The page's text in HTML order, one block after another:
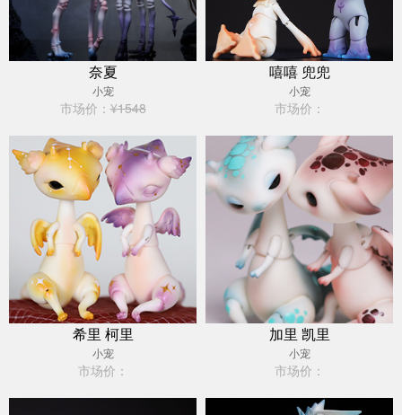
奈夏
小宠
市场价：¥1548
嘻嘻 兜兜
小宠
市场价：
希里 柯里
小宠
市场价：
加里 凯里
小宠
市场价：